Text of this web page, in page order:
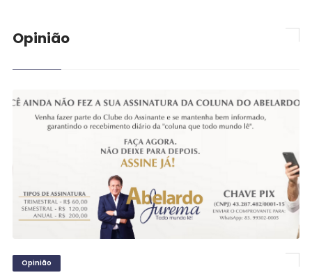
Opinião
Opinião